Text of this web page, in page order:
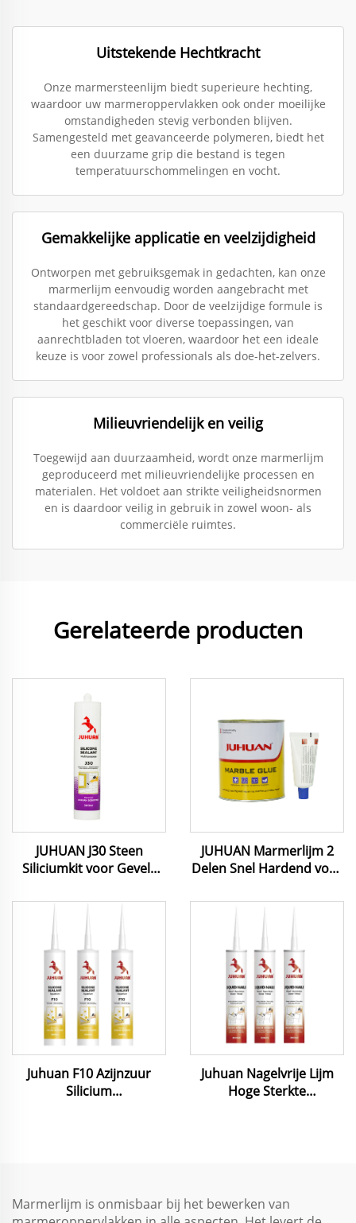
Uitstekende Hechtkracht
Onze marmersteenlijm biedt superieure hechting,
waardoor uw marmeroppervlakken ook onder moeilijke
omstandigheden stevig verbonden blijven.
Samengesteld met geavanceerde polymeren, biedt het
een duurzame grip die bestand is tegen
temperatuurschommelingen en vocht.
Gemakkelijke applicatie en veelzijdigheid
Ontworpen met gebruiksgemak in gedachten, kan onze
marmerlijm eenvoudig worden aangebracht met
standaardgereedschap. Door de veelzijdige formule is
het geschikt voor diverse toepassingen, van
aanrechtbladen tot vloeren, waardoor het een ideale
keuze is voor zowel professionals als doe-het-zelvers.
Milieuvriendelijk en veilig
Toegewijd aan duurzaamheid, wordt onze marmerlijm
geproduceerd met milieuvriendelijke processen en
materialen. Het voldoet aan strikte veiligheidsnormen
en is daardoor veilig in gebruik in zowel woon- als
commerciële ruimtes.
Gerelateerde producten
JUHUAN J30 Steen
Siliciumkit voor Gevels
Wit Grijs 280ml 300ml
JUHUAN Marmerlijm 2
Delen Snel Hardend voor
Tegels Beige Wit
Transparant 0,8L 3L 4L
18L
Juhuan F10 Azijnzuur
Silicium
Juhuan Nagelvrije Lijm
Hoge Sterkte
Marmerlijm is onmisbaar bij het bewerken van